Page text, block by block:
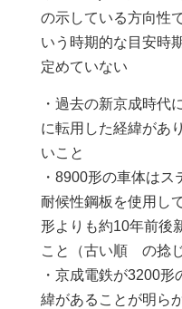
の示している方向性
いう時期的な目安時
定めていない
・過去の新京成時代
に転用した経緯があ
いこと
・8900形の車体は
耐候性鋼板を使用し
形よりも約10年前後
こと（古い順 の捻じ
・京成電鉄が3200
緯があることが明ら